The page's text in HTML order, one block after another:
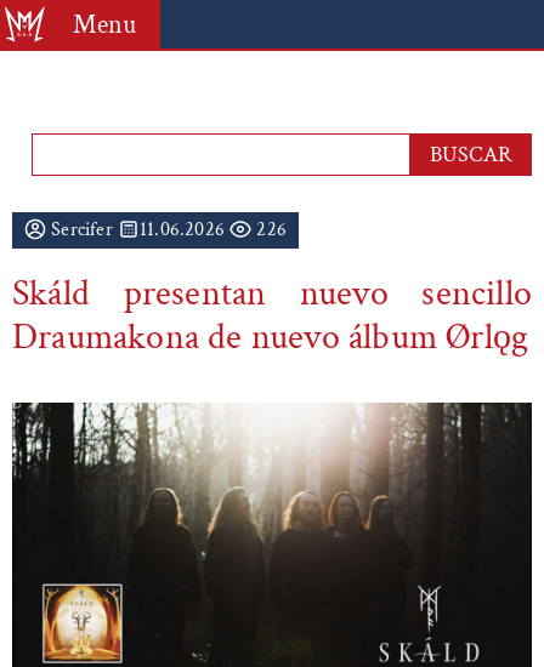
Menu
Sercifer 11.06.2026 226
Skáld presentan nuevo sencillo
Draumakona de nuevo álbum Ørlǫg